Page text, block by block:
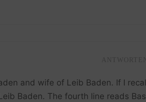
and wife of Leib Baden. If I recall
Baden. The fourth line reads Bas